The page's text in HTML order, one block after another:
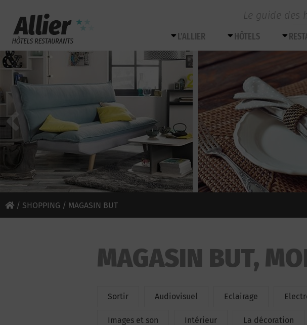
Le guide des
L’ALLIER HÔTELS
/ SHOPPING / MAGASIN BUT
MAGASIN BUT,
Sortir Audiovisuel Eclairage
Images et son Intérieur La décoration